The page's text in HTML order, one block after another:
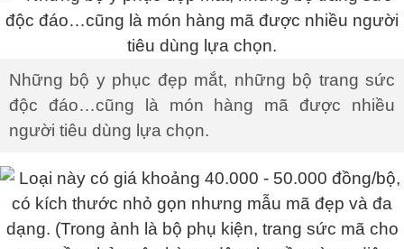
Những bộ y phục đẹp mắt, những bộ trang sức
độc đáo…cũng là món hàng mã được nhiều
người tiêu dùng lựa chọn.